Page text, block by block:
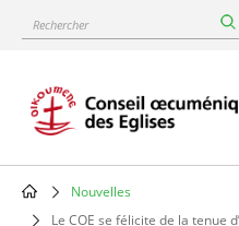
content
Rechercher
Main
navigation
Nouvelles
Le COE se félicite de la tenue